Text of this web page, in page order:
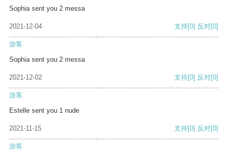
Sophia sent you 2 messa
2021-12-04 支持[0] 反对[0]
游客
Sophia sent you 2 messa
2021-12-02 支持[0] 反对[0]
游客
Estelle sent you 1 nude
2021-11-15 支持[0] 反对[0]
游客